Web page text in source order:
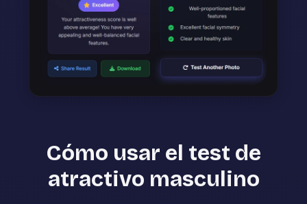
Cómo usar el test de
atractivo masculino